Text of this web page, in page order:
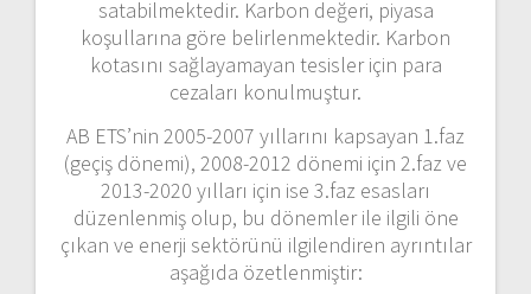
satabilmektedir. Karbon değeri, piyasa
koşullarına göre belirlenmektedir. Karbon
kotasını sağlayamayan tesisler için para
cezaları konulmuştur.
AB ETS’nin 2005-2007 yıllarını kapsayan 1.faz
(geçiş dönemi), 2008-2012 dönemi için 2.faz ve
2013-2020 yılları için ise 3.faz esasları
düzenlenmiş olup, bu dönemler ile ilgili öne
çıkan ve enerji sektörünü ilgilendiren ayrıntılar
aşağıda özetlenmiştir: